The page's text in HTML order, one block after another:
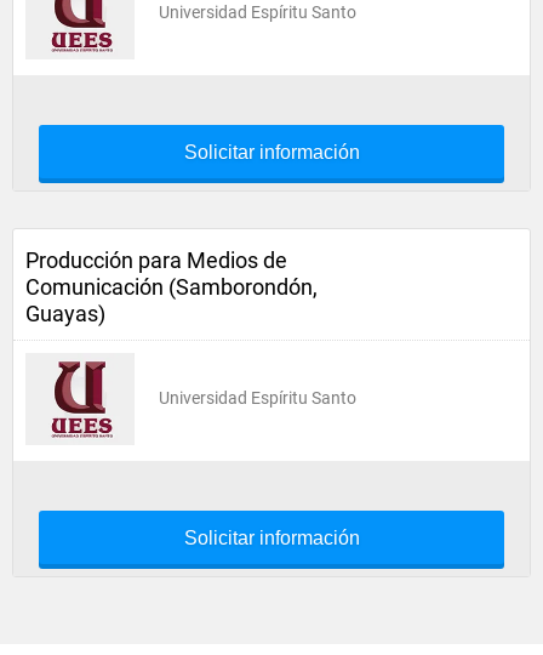
Universidad Espíritu Santo
Solicitar información
Producción para Medios de
Comunicación (Samborondón,
Guayas)
Universidad Espíritu Santo
Solicitar información